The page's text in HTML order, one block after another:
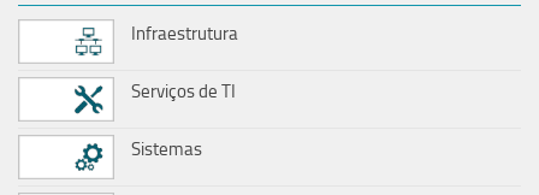
Infraestrutura
Serviços de TI
Sistemas